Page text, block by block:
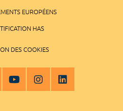
EUROPÉENS
HAS
DES COOKIES